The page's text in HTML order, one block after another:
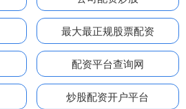
最大最正规股票配资
配资平台查询网
炒股配资开户平台